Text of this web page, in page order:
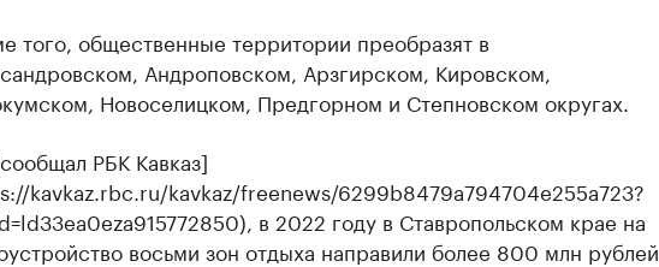
того, общественные территории преобразят в
Андроповском, Арзгирском, Кировском,
Новоселицком, Предгорном и Степновском округах.
РБК Кавказ]
kavkaz.rbc.ru/kavkaz/freenews/6299b8479a794704e255a723?
в 2022 году в Ставропольском крае на
восьми зон отдыха направили более 800 млн рублей.